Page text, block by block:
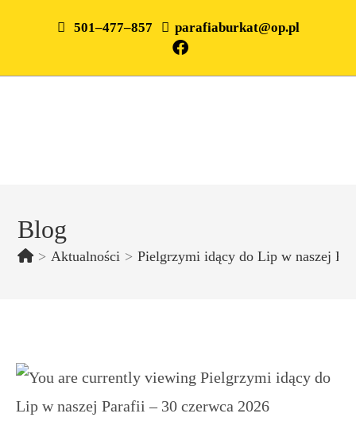
501–477–857 parafiaburkat@op.pl
Blog
> Aktualności > Pielgrzymi idący do Lip w naszej